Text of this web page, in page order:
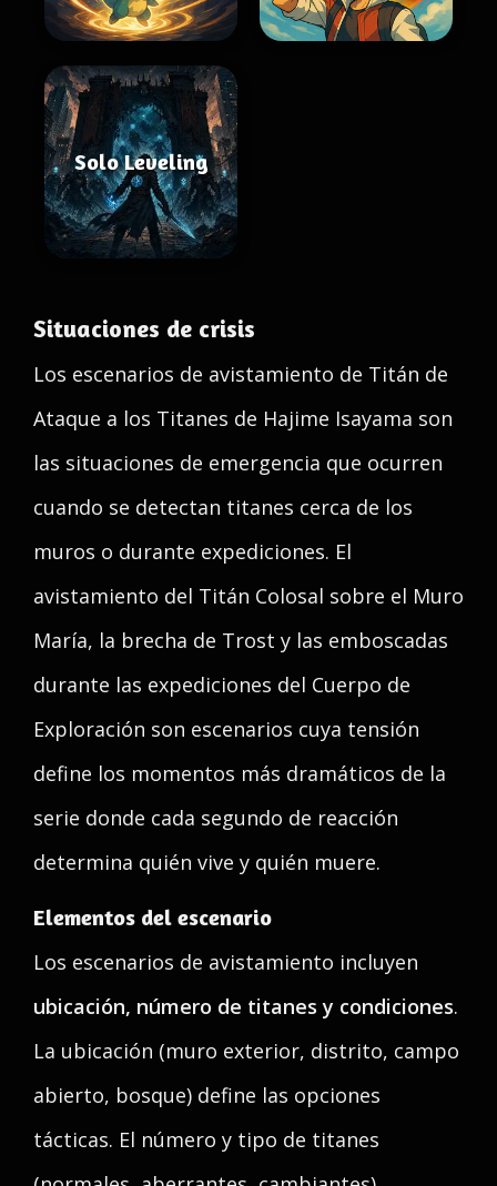
Solo Leveling
Situaciones de crisis
Los escenarios de avistamiento de Titán de
Ataque a los Titanes de Hajime Isayama son
las situaciones de emergencia que ocurren
cuando se detectan titanes cerca de los
muros o durante expediciones. El
avistamiento del Titán Colosal sobre el Muro
María, la brecha de Trost y las emboscadas
durante las expediciones del Cuerpo de
Exploración son escenarios cuya tensión
define los momentos más dramáticos de la
serie donde cada segundo de reacción
determina quién vive y quién muere.
Elementos del escenario
Los escenarios de avistamiento incluyen
ubicación, número de titanes y condiciones.
La ubicación (muro exterior, distrito, campo
abierto, bosque) define las opciones
tácticas. El número y tipo de titanes